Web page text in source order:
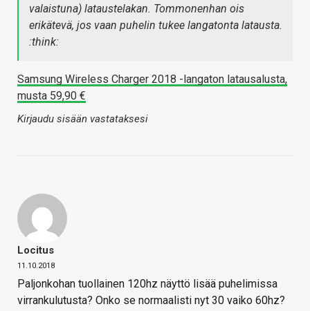
valaistuna) lataustelakan. Tommonenhan ois
erikätevä, jos vaan puhelin tukee langatonta latausta.
:think:
Samsung Wireless Charger 2018 -langaton latausalusta,
musta 59,90 €
Kirjaudu sisään vastataksesi
Locitus
11.10.2018
Paljonkohan tuollainen 120hz näyttö lisää puhelimissa
virrankulutusta? Onko se normaalisti nyt 30 vaiko 60hz?